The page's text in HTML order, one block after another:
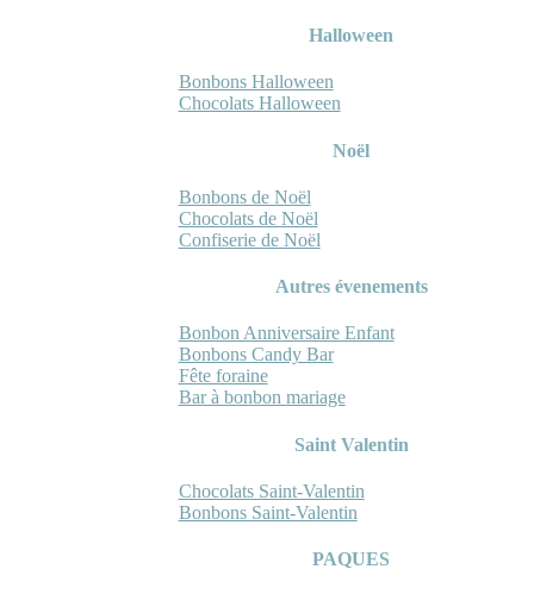
Halloween
Bonbons Halloween
Chocolats Halloween
Noël
Bonbons de Noël
Chocolats de Noël
Confiserie de Noël
Autres évenements
Bonbon Anniversaire Enfant
Bonbons Candy Bar
Fête foraine
Bar à bonbon mariage
Saint Valentin
Chocolats Saint-Valentin
Bonbons Saint-Valentin
PAQUES